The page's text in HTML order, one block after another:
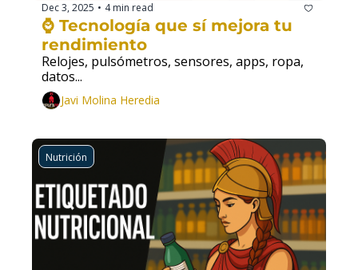
Dec 3, 2025 • 4 min read
⌚️ Tecnología que sí mejora tu
rendimiento
Relojes, pulsómetros, sensores, apps, ropa,
datos...
Javi Molina Heredia
Nutrición